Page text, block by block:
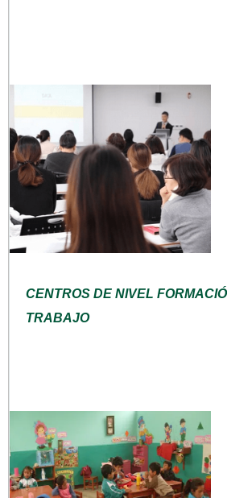
CENTROS DE NIVEL
TRABAJO